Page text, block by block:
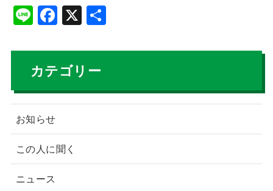
Li
n
e
F
a
c
e
b
o
o
k
X 共
カテゴリー
お知らせ
この人に聞く
ニュース